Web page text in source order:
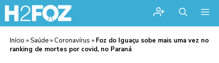
Início »Saúde » Coronavírus » Foz do Iguaçu sobe mais uma vez no
ranking de mortes por covid, no Paraná